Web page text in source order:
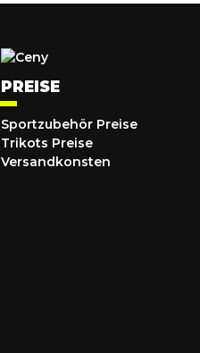
PREISE
Sportzubehör Preise
Trikots Preise
Versandkonsten